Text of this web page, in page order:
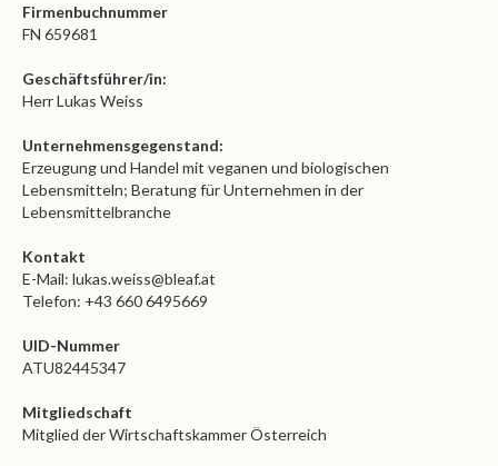
Firmenbuchnummer
FN 659681
Geschäfts­führer/in:
Herr Lukas Weiss
Unternehmensgegenstand:
Erzeugung und Handel mit veganen und biologischen
Lebensmitteln; Beratung für Unternehmen in der
Lebensmittelbranche
Kontakt
E-Mail: lukas.weiss@bleaf.at
Telefon: +43 660 6495669
UID-Nummer
ATU82445347
Mitgliedschaft
Mitglied der Wirtschaftskammer Österreich